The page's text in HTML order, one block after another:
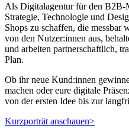
Als Digitalagentur für den B2B-
Strategie, Technologie und
Shops zu schaffen, die
von den Nutzer:innen aus,
und arbeiten partnerschaftlich,
Plan.
Ob ihr neue Kund:innen
machen oder eure digitale
von der ersten Idee bis zur
K urzporträt anschauen>